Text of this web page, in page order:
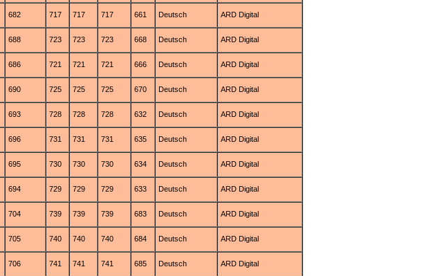
682 717 717 717 661 Deutsch ARD Digital
688 723 723 723 668 Deutsch ARD Digital
686 721 721 721 666 Deutsch ARD Digital
690 725 725 725 670 Deutsch ARD Digital
693 728 728 728 632 Deutsch ARD Digital
696 731 731 731 635 Deutsch ARD Digital
695 730 730 730 634 Deutsch ARD Digital
694 729 729 729 633 Deutsch ARD Digital
704 739 739 739 683 Deutsch ARD Digital
705 740 740 740 684 Deutsch ARD Digital
706 741 741 741 685 Deutsch ARD Digital